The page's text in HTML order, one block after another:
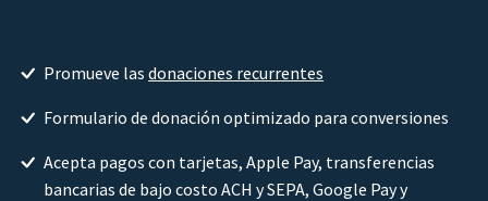
Promueve las donaciones recurrentes
Formulario de donación optimizado para conversiones
Acepta pagos con tarjetas, Apple Pay, transferencias
bancarias de bajo costo ACH y SEPA, Google Pay y